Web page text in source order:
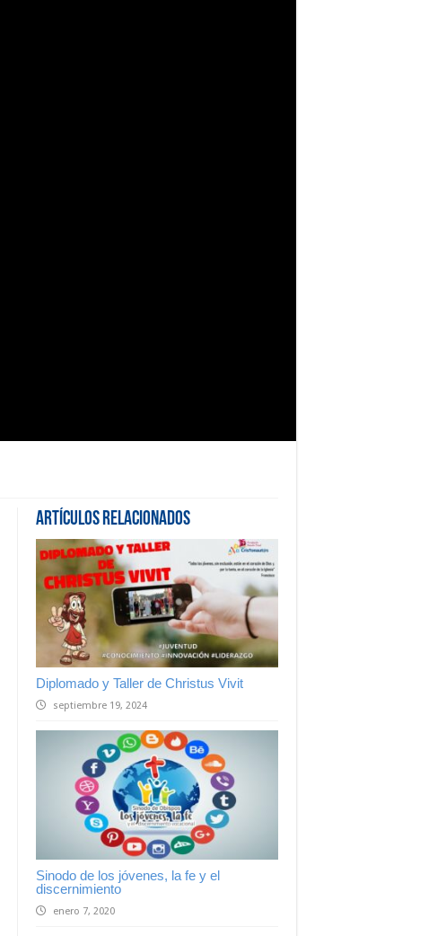
Artículos Relacionados
Diplomado y Taller de Christus Vivit
septiembre 19, 2024
Sinodo de los jóvenes, la fe y el
discernimiento
enero 7, 2020